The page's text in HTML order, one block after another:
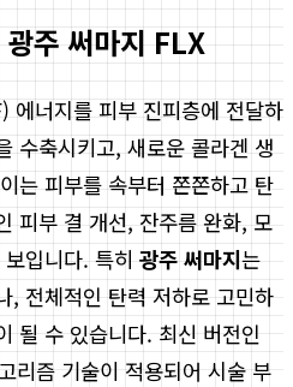
주 써마지 FLX
에너지를 피부 진피층에 전달하
수축시키고, 새로운 콜라겐 생
는 피부를 속부터 쫀쫀하고 탄
피부 결 개선, 잔주름 완화, 모
입니다. 특히 광주 써마지는
, 전체적인 탄력 저하로 고민하
될 수 있습니다. 최신 버전인
리즘 기술이 적용되어 시술 부